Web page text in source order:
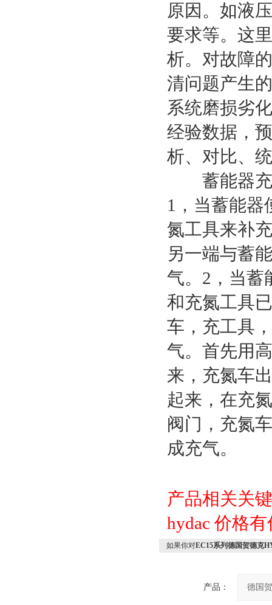
原因。如液
要求等。这
析。对故障
清问题产生
系统磨损劣
经验数据，
析、对比、
蓄能器充
1，当蓄能器
氮工具来补
另一端与蓄
气。2，当蓄
和充氮工具
车，充工具
气。首先用
来，充氮车
起来，在充
阀门，充氮
成充气。
产品相关关
hydac 价格有
如果你对EC15系列德国贺德克
产品：